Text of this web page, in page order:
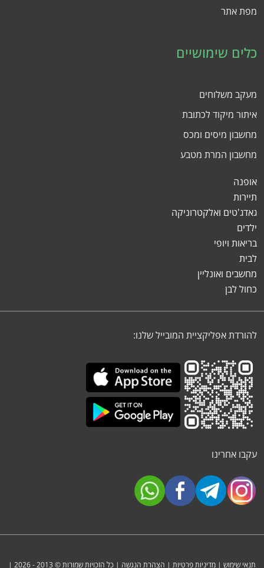
מפת אתר
כלים שימושיים
מעקב משלוחים
איתור מיקוד לכתובת
מחשבון מיסים ומכס
מחשבון המרת מטבע
אופנה
תיירות
גאדג'טים ואלקטרוניקה
ילדים
בריאות ויופי
לבית
מחשבים ואונליין
כחול לבן
להורדת אפליקציית המובייל שלנו:
עקבו אחרינו
תנאי שימוש | מדיניות פרטיות | הצהרת הנגשה | כל הזכויות שמורות © 2013 - 2026 |